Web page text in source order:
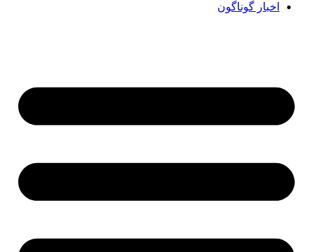
اخبار گوناگون